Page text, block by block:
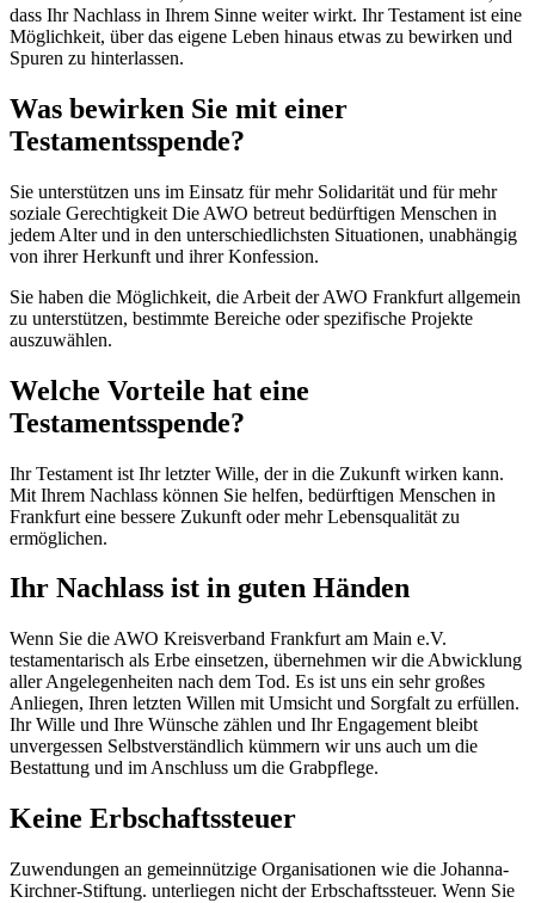
dass Ihr Nachlass in Ihrem Sinne weiter wirkt. Ihr Testament ist eine
Möglichkeit, über das eigene Leben hinaus etwas zu bewirken und
Spuren zu hinterlassen.
Was bewirken Sie mit einer
Testamentsspende?
Sie unterstützen uns im Einsatz für mehr Solidarität und für mehr
soziale Gerechtigkeit Die AWO betreut bedürftigen Menschen in
jedem Alter und in den unterschiedlichsten Situationen, unabhängig
von ihrer Herkunft und ihrer Konfession.
Sie haben die Möglichkeit, die Arbeit der AWO Frankfurt allgemein
zu unterstützen, bestimmte Bereiche oder spezifische Projekte
auszuwählen.
Welche Vorteile hat eine
Testamentsspende?
Ihr Testament ist Ihr letzter Wille, der in die Zukunft wirken kann.
Mit Ihrem Nachlass können Sie helfen, bedürftigen Menschen in
Frankfurt eine bessere Zukunft oder mehr Lebensqualität zu
ermöglichen.
Ihr Nachlass ist in guten Händen
Wenn Sie die AWO Kreisverband Frankfurt am Main e.V.
testamentarisch als Erbe einsetzen, übernehmen wir die Abwicklung
aller Angelegenheiten nach dem Tod. Es ist uns ein sehr großes
Anliegen, Ihren letzten Willen mit Umsicht und Sorgfalt zu erfüllen.
Ihr Wille und Ihre Wünsche zählen und Ihr Engagement bleibt
unvergessen Selbstverständlich kümmern wir uns auch um die
Bestattung und im Anschluss um die Grabpflege.
Keine Erbschaftssteuer
Zuwendungen an gemeinnützige Organisationen wie die Johanna-
Kirchner-Stiftung. unterliegen nicht der Erbschaftssteuer. Wenn Sie